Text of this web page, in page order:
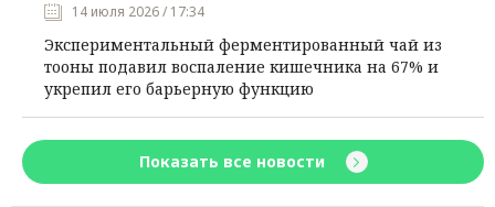
14 июля 2026 / 17:34
Экспериментальный ферментированный чай из
тооны подавил воспаление кишечника на 67% и
укрепил его барьерную функцию
Показать все новости